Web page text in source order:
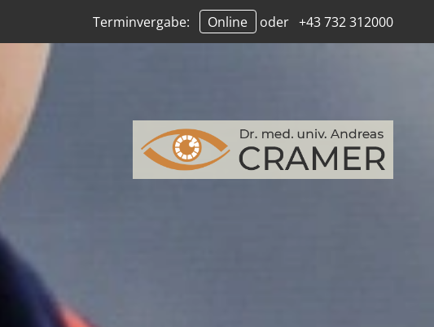
Terminvergabe: Online oder +43 732 312000